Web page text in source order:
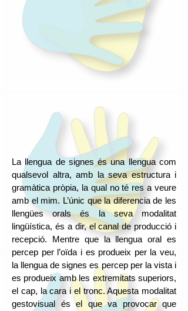
La llengua de signes és una llengua com
qualsevol altra, amb la seva estructura i
gramàtica pròpia, la qual no té res a veure
amb el mim. L’únic que la diferencia de les
llengües orals és la seva modalitat
lingüística, és a dir, el canal de producció i
recepció. Mentre que la llengua oral es
percep per l’oïda i es produeix per la veu,
la llengua de signes es percep per la vista i
es produeix amb les extremitats superiors,
el cap, la cara i el tronc. Aquesta modalitat
gestovisual és el que va provocar que